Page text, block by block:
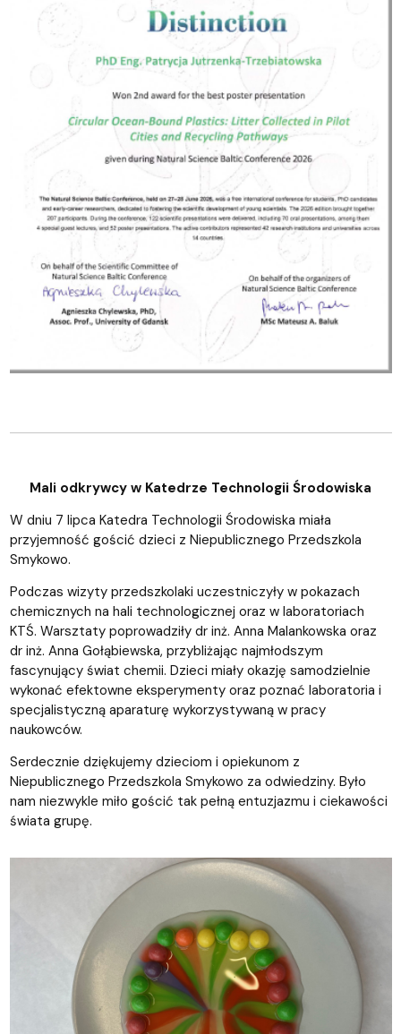
Mali odkrywcy w Katedrze Technologii Środowiska
W dniu 7 lipca Katedra Technologii Środowiska miała
przyjemność gościć dzieci z Niepublicznego Przedszkola
Smykowo.
Podczas wizyty przedszkolaki uczestniczyły w pokazach
chemicznych na hali technologicznej oraz w laboratoriach
KTŚ. Warsztaty poprowadziły dr inż. Anna Malankowska oraz
dr inż. Anna Gołąbiewska, przybliżając najmłodszym
fascynujący świat chemii. Dzieci miały okazję samodzielnie
wykonać efektowne eksperymenty oraz poznać laboratoria i
specjalistyczną aparaturę wykorzystywaną w pracy
naukowców.
Serdecznie dziękujemy dzieciom i opiekunom z
Niepublicznego Przedszkola Smykowo za odwiedziny. Było
nam niezwykle miło gościć tak pełną entuzjazmu i ciekawości
świata grupę.